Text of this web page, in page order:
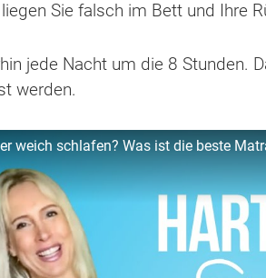
Sie falsch im Bett und Ihre
jede Nacht um die 8 Stunden.
werden.
weich schlafen? Was ist die beste